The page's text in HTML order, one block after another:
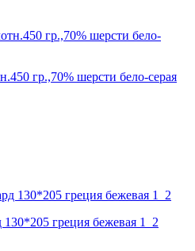
гр.,70% шерсти бело-серая
греция бежевая 1_2